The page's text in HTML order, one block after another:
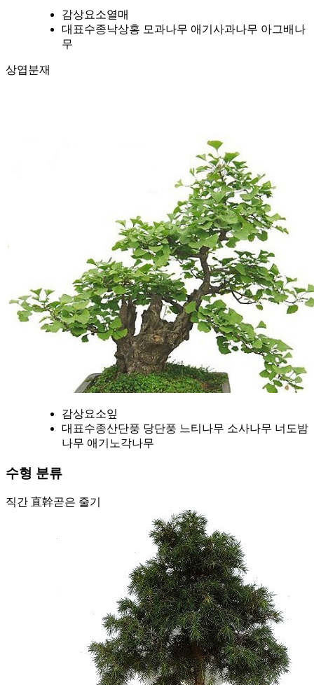
감상요소열매
대표수종낙상홍 모과나무 애기사과나무 아그배나
무
상엽분재
감상요소잎
대표수종산단풍 당단풍 느티나무 소사나무 너도밤
나무 애기노각나무
수형 분류
직간 直幹곧은 줄기